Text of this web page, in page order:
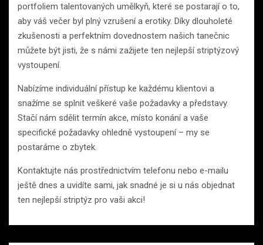
portfoliem talentovaných umělkyň, které se postarají o to,
aby váš večer byl plný vzrušení a erotiky. Díky dlouholeté
zkušenosti a perfektním dovednostem našich tanečnic
můžete být jisti, že s námi zažijete ten nejlepší striptýzový
vystoupení.
Nabízíme individuální přístup ke každému klientovi a
snažíme se splnit veškeré vaše požadavky a představy.
Stačí nám sdělit termín akce, místo konání a vaše
specifické požadavky ohledně vystoupení – my se
postaráme o zbytek.
Kontaktujte nás prostřednictvím telefonu nebo e-mailu
ještě dnes a uvidíte sami, jak snadné je si u nás objednat
ten nejlepší striptýz pro vaši akci!